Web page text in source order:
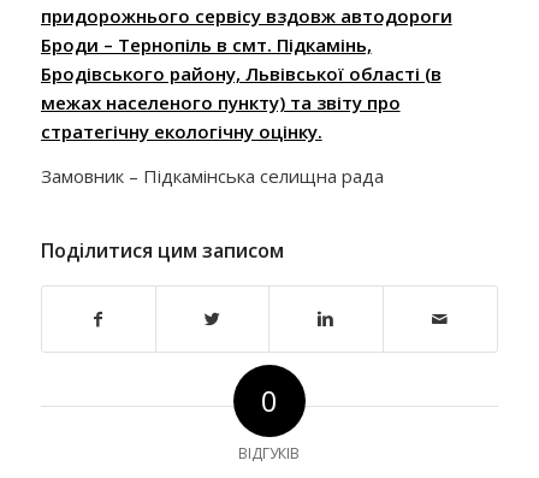
придорожнього сервісу вздовж автодороги
Броди – Тернопіль в смт. Підкамінь,
Бродівського району, Львівської області (в
межах населеного пункту) та звіту про
стратегічну екологічну оцінку.
Замовник – Підкамінська селищна рада
Поділитися цим записом
0
ВІДГУКІВ